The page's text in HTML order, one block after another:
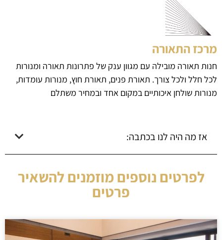
מרכז התאורה
חנות תאורה מובילה עם מגוון ענק של פתרונות תאורה ומנורות
לכל חלל ולכל צורך. תאורת פנים, תאורת חוץ, מנורות עומדות,
מנורות שולחן איכותיים במקום אחד ובמחיר משתלם
אז מה היה לנו בכתבה:
לפרטים נוספים מוזמנים להשאיר
פרטים